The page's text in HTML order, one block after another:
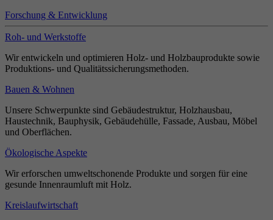
Forschung & Entwicklung
Roh- und Werkstoffe
Wir entwickeln und optimieren Holz- und Holzbauprodukte sowie
Produktions- und Qualitätssicherungsmethoden.
Bauen & Wohnen
Unsere Schwerpunkte sind Gebäudestruktur, Holzhausbau,
Haustechnik, Bauphysik, Gebäudehülle, Fassade, Ausbau, Möbel
und Oberflächen.
Ökologische Aspekte
Wir erforschen umweltschonende Produkte und sorgen für eine
gesunde Innenraumluft mit Holz.
Kreislaufwirtschaft